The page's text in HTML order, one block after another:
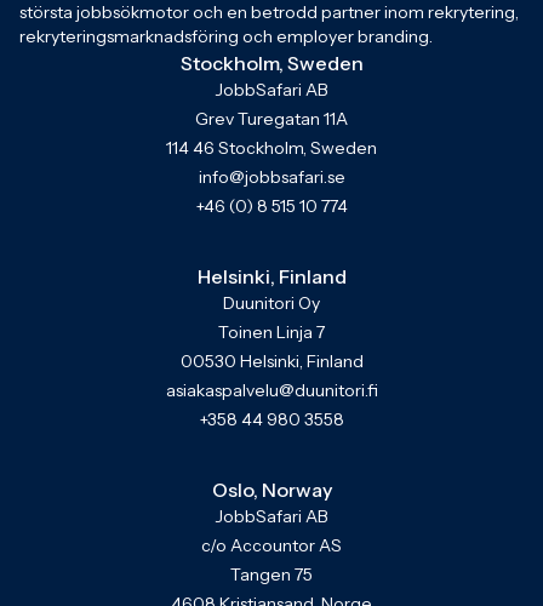
största jobbsökmotor och en betrodd partner inom rekrytering,
rekryteringsmarknadsföring och employer branding.
Stockholm, Sweden
JobbSafari AB
Grev Turegatan 11A
114 46 Stockholm, Sweden
info@jobbsafari.se
+46 (0) 8 515 10 774
Helsinki, Finland
Duunitori Oy
Toinen Linja 7
00530 Helsinki, Finland
asiakaspalvelu@duunitori.fi
+358 44 980 3558
Oslo, Norway
JobbSafari AB
c/o Accountor AS
Tangen 75